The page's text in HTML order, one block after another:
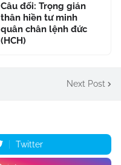
Câu đối: Trọng gián
thân hiền tư minh
quân chân lệnh đức
(HCH)
Next Post
Twitter